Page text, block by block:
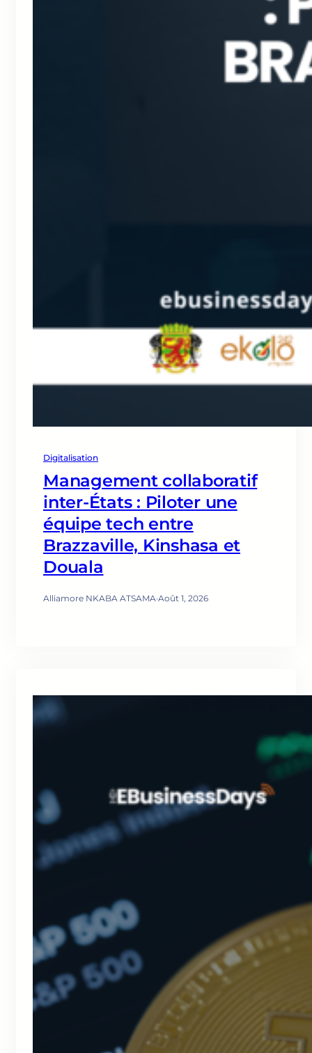
Digitalisation
Management collaboratif
inter-États : Piloter une
équipe tech entre
Brazzaville, Kinshasa et
Douala
Alliamore NKABA ATSAMA·Août 1, 2026